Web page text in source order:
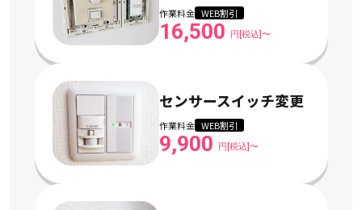
作業料金 WEB割引
16,500 円[税込]〜
センサースイッチ変更
作業料金 WEB割引
9,900 円[税込]〜